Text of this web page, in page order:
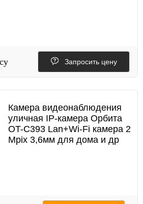
Запросить цену
Камера видеонаблюдения
уличная IP-камера Орбита
OT-C393 Lan+Wi-Fi камера 2
Mpix 3,6мм для дома и др